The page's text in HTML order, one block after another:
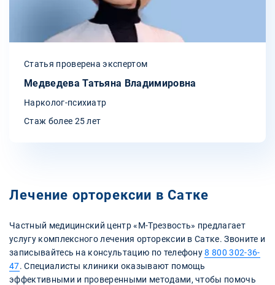
Статья проверена экспертом
Медведева Татьяна Владимировна
Нарколог-психиатр
Стаж более 25 лет
Лечение орторексии в Сатке
Частный медицинский центр «М-Трезвость» предлагает
услугу комплексного лечения орторексии в Сатке. Звоните и
записывайтесь на консультацию по телефону8 800 302-36-
47. Специалисты клиники оказывают помощь
эффективными и проверенными методами, чтобы помочь